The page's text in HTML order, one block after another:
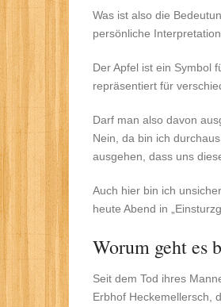
Was ist also die
persönliche
Der Apfel ist ein Symbol
repräsentiert für
Darf man also davon
Nein, da bin ich
ausgehen, dass uns
Auch hier bin ich
heute Abend in
Worum geht es
Seit dem Tod ihres
Erbhof Heckemellersch,